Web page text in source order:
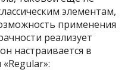
элементам,
применения
реализует
настраивается в